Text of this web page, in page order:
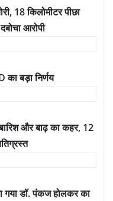
18 किलोमीटर पीछा
आरोपी
का बड़ा निर्णय
और बाढ़ का कहर, 12
गया डॉ. पंकज होलकर का